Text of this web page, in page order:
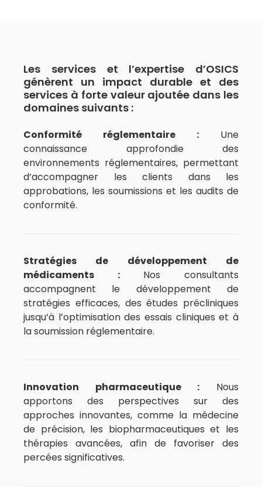
Les services et l’expertise d’OSICS
génèrent un impact durable et des
services à forte valeur ajoutée dans les
domaines suivants :
Conformité réglementaire : Une
connaissance approfondie des
environnements réglementaires, permettant
d’accompagner les clients dans les
approbations, les soumissions et les audits de
conformité.
Stratégies de développement de
médicaments :Nos consultants
accompagnent le développement de
stratégies efficaces, des études précliniques
jusqu’à l’optimisation des essais cliniques et à
la soumission réglementaire.
Innovation pharmaceutique : Nous
apportons des perspectives sur des
approches innovantes, comme la médecine
de précision, les biopharmaceutiques et les
thérapies avancées, afin de favoriser des
percées significatives.